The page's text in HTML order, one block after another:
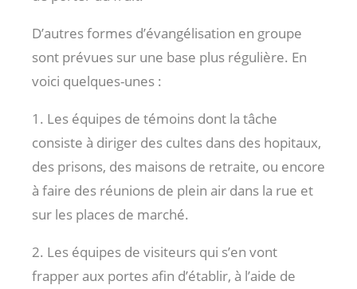
D’autres formes d’évangélisation en groupe
sont prévues sur une base plus régulière. En
voici quelques-unes :
1. Les équipes de témoins dont la tâche
consiste à diriger des cultes dans des hopitaux,
des prisons, des maisons de retraite, ou encore
à faire des réunions de plein air dans la rue et
sur les places de marché.
2. Les équipes de visiteurs qui s’en vont
frapper aux portes afin d’établir, à l’aide de